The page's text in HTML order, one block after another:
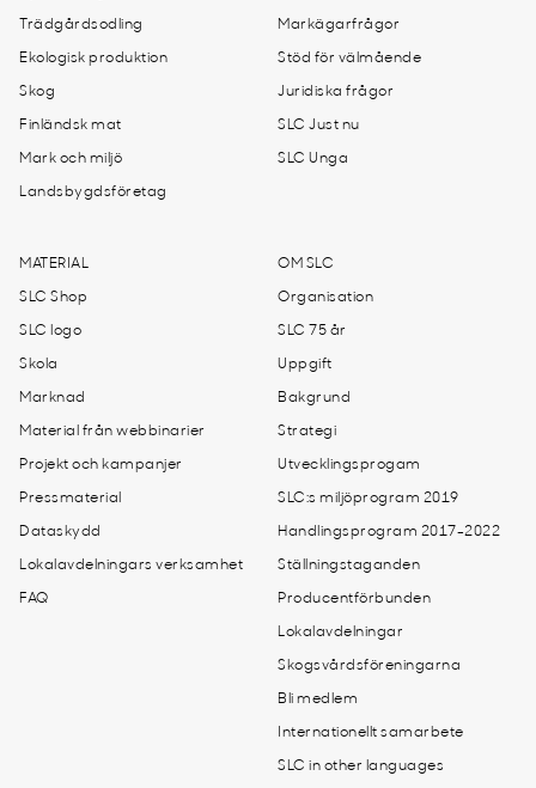
Trädgårdsodling
Ekologisk produktion
Skog
Finländsk mat
Mark och miljö
Landsbygdsföretag
Markägarfrågor
Stöd för välmående
Juridiska frågor
SLC Just nu
SLC Unga
MATERIAL
SLC Shop
SLC logo
Skola
Marknad
Material från webbinarier
Projekt och kampanjer
Pressmaterial
Dataskydd
Lokalavdelningars verksamhet
FAQ
OM SLC
Organisation
SLC 75 år
Uppgift
Bakgrund
Strategi
Utvecklingsprogam
SLC:s miljöprogram 2019
Handlingsprogram 2017-2022
Ställningstaganden
Producentförbunden
Lokalavdelningar
Skogsvårdsföreningarna
Bli medlem
Internationellt samarbete
SLC in other languages